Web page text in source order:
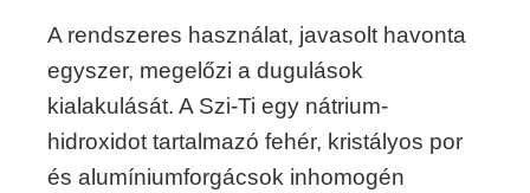
A rendszeres használat, javasolt havonta
egyszer, megelőzi a dugulások
kialakulását. A Szi-Ti egy nátrium-
hidroxidot tartalmazó fehér, kristályos por
és alumíniumforgácsok inhomogén